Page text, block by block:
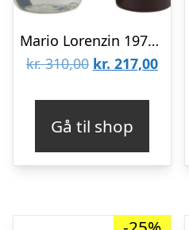
Mario Lorenzin 1975 Gaveæske, Lotion & Shampoo, Women
kr.310,00 Den
var:
kr. 310,00.
kr. 217,00Den
kr.
Gå til shop